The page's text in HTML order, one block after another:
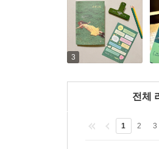
말투다. “얘의 초능력
나는 안쓰러운 눈길
“쟤의 초능력은 공포
문장이다. 이처럼
힘이기도 하다. 레키
3
전체
1 2 3